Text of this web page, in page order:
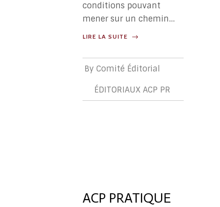
conditions pouvant
mener sur un chemin...
LIRE LA SUITE
By Comité Éditorial
ÉDITORIAUX ACP PR
PR
ACP PRATIQUE